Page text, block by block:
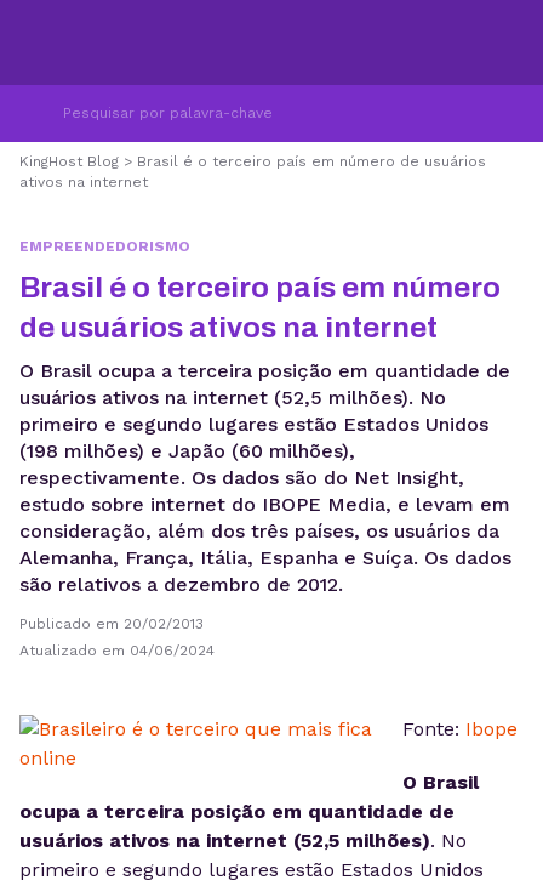
KingHost Blog > Brasil é o terceiro país em número de usuários
ativos na internet
EMPREENDEDORISMO
Brasil é o terceiro país em número
de usuários ativos na internet
O Brasil ocupa a terceira posição em quantidade de
usuários ativos na internet (52,5 milhões). No
primeiro e segundo lugares estão Estados Unidos
(198 milhões) e Japão (60 milhões),
respectivamente. Os dados são do Net Insight,
estudo sobre internet do IBOPE Media, e levam em
consideração, além dos três países, os usuários da
Alemanha, França, Itália, Espanha e Suíça. Os dados
são relativos a dezembro de 2012.
Publicado em 20/02/2013
Atualizado em 04/06/2024
Fonte: Ibope
O Brasil
ocupa a terceira posição em quantidade de
usuários ativos na internet (52,5 milhões). No
primeiro e segundo lugares estão Estados Unidos